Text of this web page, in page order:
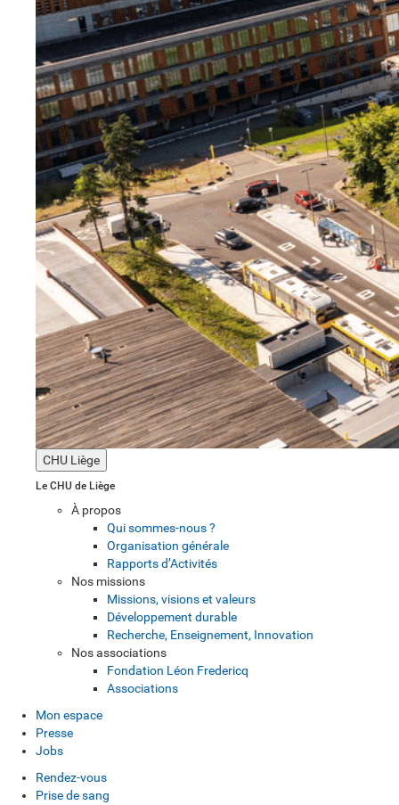
CHU Liège
Le CHU de Liège
À propos
Qui sommes-nous ?
Organisation générale
Rapports d’Activités
Nos missions
Missions, visions et valeurs
Développement durable
Recherche, Enseignement, Innovation
Nos associations
Fondation Léon Fredericq
Associations
Mon espace
Presse
Jobs
Rendez-vous
Prise de sang